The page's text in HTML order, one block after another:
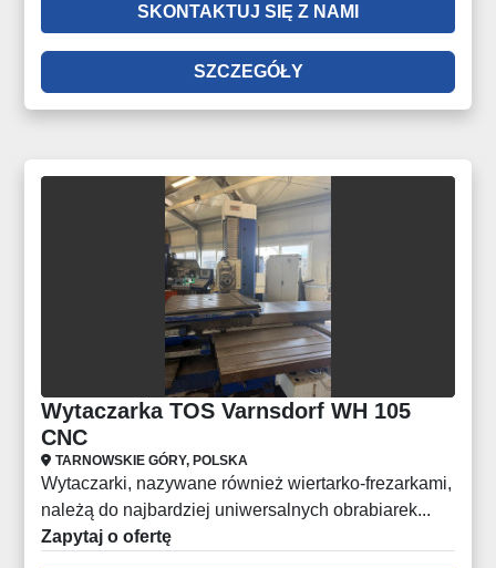
SKONTAKTUJ SIĘ Z NAMI
SZCZEGÓŁY
Wytaczarka TOS Varnsdorf WH 105
CNC
TARNOWSKIE GÓRY, POLSKA
Wytaczarki, nazywane również wiertarko-frezarkami,
należą do najbardziej uniwersalnych obrabiarek...
Zapytaj o ofertę